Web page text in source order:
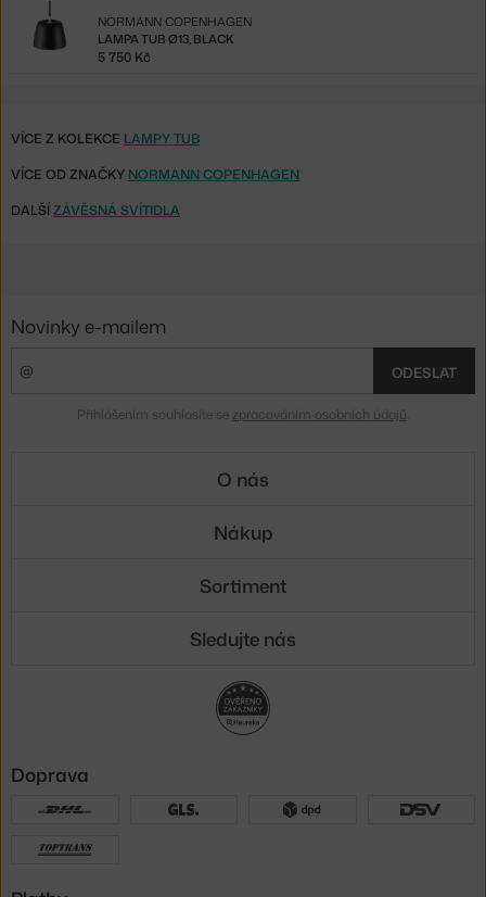
LAMPA TUB Ø13, BLACK
NORMANN COPENHAGEN
5 750 Kč
VÍCE Z KOLEKCE LAMPY TUB
VÍCE OD ZNAČKY NORMANN COPENHAGEN
DALŠÍZÁVĚSNÁ SVÍTIDLA
Novinky e-mailem
ODESLAT
Přihlášením souhlasíte se zpracováním osobních údajů
O nás
Nákup
Sortiment
Sledujte nás
Doprava